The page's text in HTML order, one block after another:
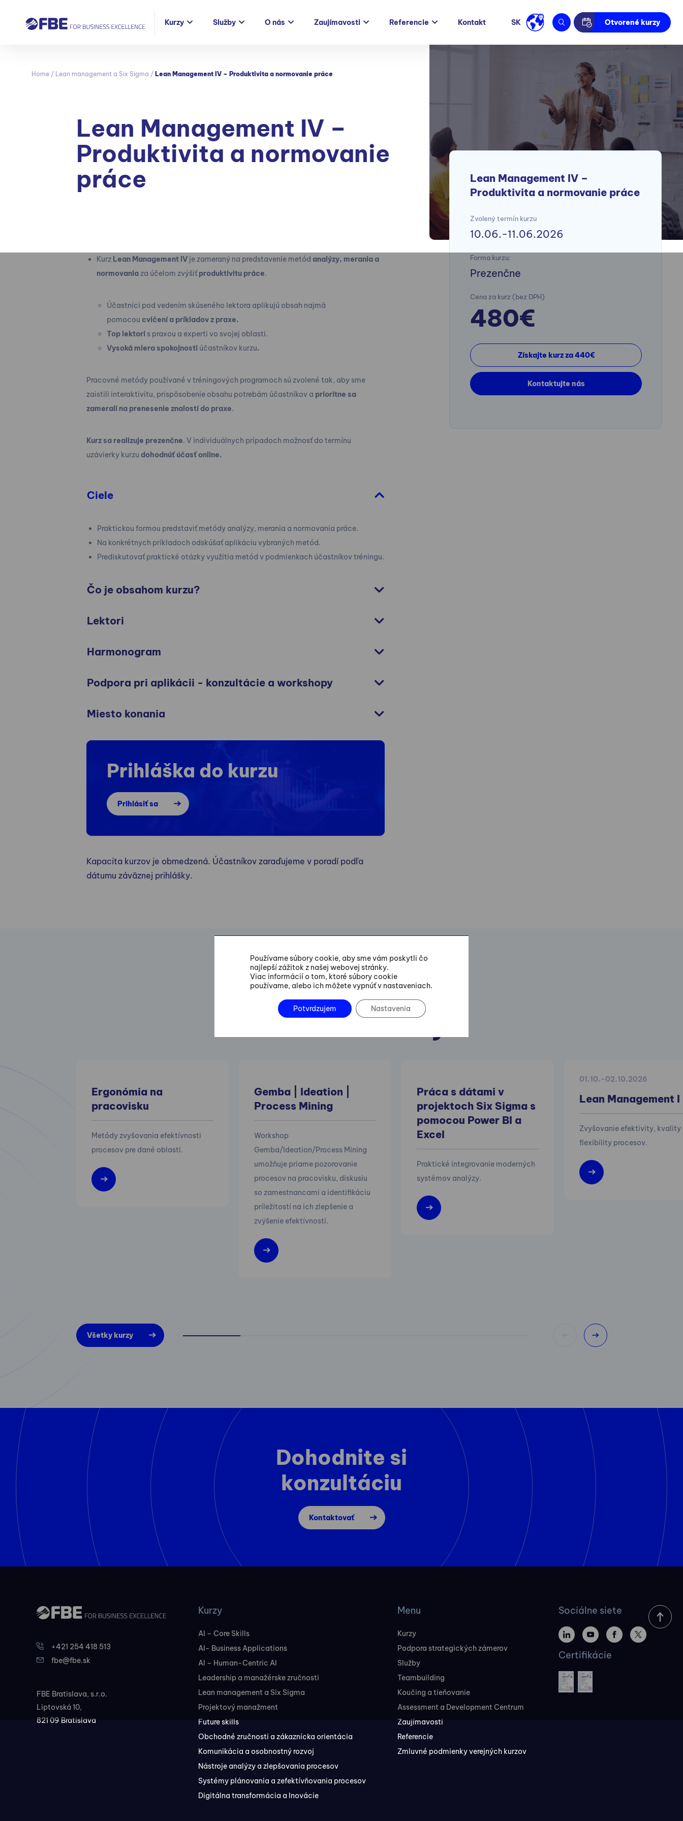
Kurzy Služby O nás Zaujímavosti Referencie Kontakt SK Otvorené kurzy
Home / Lean management a Six Sigma / Lean Management IV – Produktivita a normovanie práce
Lean Management IV –
Produktivita a normovanie práce
Zvolený termín kurzu
10.06.-11.06.2026
Forma kurzu:
Prezenčne
Cena za kurz (bez DPH)
480€
Získajte kurz za 440€
Kontaktujte nás
Lean Management IV –
Produktivita a normovanie
práce
Kurz Lean Management IVje zameraný na predstavenie metód analýzy, merania a
normovaniaza účelom zvýšiťproduktivitu práce.
Účastníci pod vedením skúseného lektora aplikujú obsah najmä
pomocou cvičení a príkladov z praxe.
Top lektori s praxou a experti vo svojej oblasti.
Vysoká miera spokojnosti účastníkov kurzu.
Pracovné metódy používané v tréningových programoch sú zvolené tak, aby sme
zaistili interaktivitu, prispôsobenie obsahu potrebám účastníkov a prioritne sa
zamerali na prenesenie znalostí do praxe.
Kurz sa realizuje prezenčne. V individuálnych prípadoch možnosť do termínu
uzávierky kurzu dohodnúť účasť online.
Ciele
Praktickou formou predstaviť metódy analýzy, merania a normovania práce.
Na konkrétnych príkladoch odskúšať aplikáciu vybraných metód.
Prediskutovať praktické otázky využitia metód v podmienkach účastníkov tréningu.
Čo je obsahom kurzu?
Lektori
Harmonogram
Podpora pri aplikácii - konzultácie a workshopy
Miesto konania
Prihláška do kurzu
Prihlásiť sa
Kapacita kurzov je obmedzená. Účastníkov zaraďujeme v poradí podľa
dátumu záväznej prihlášky.
Odporúčame aj
nasledovné kurzy
Ergonómia na
pracovisku
Metódy zvyšovania efektívnosti
procesov pre dané oblasti.
Gemba | Ideation |
Process Mining
Workshop
Gemba/Ideation/Process Mining
umožňuje priame pozorovanie
procesov na pracovisku, diskusiu
so zamestnancami a identifikáciu
príležitostí na ich zlepšenie a
zvýšenie efektívnosti.
Práca s dátami v
projektoch Six Sigma s
pomocou Power BI a
Excel
Praktické integrovanie moderných
systémov analýzy.
01.10.-02.10.2026
Lean Management I
Zvyšovanie efektivity, kvality
flexibility procesov.
Všetky kurzy
Dohodnite si
konzultáciu
Kontaktovať
+421 254 418 513
fbe@fbe.sk
FBE Bratislava, s.r.o.
Liptovská 10,
821 09 Bratislava
Kurzy
AI – Core Skills
AI- Business Applications
AI – Human-Centric AI
Leadership a manažérske zručnosti
Lean management a Six Sigma
Projektový manažment
Future skills
Obchodné zručnosti a zákaznícka orientácia
Komunikácia a osobnostný rozvoj
Nástroje analýzy a zlepšovania procesov
Systémy plánovania a zefektívňovania procesov
Digitálna transformácia a Inovácie
Menu
Kurzy
Podpora strategických zámerov
Služby
Teambuilding
Koučing a tieňovanie
Assessment a Development Centrum
Zaujímavosti
Referencie
Zmluvné podmienky verejných kurzov
Sociálne siete
Certifikácie
Používame súbory cookie, aby sme vám poskytli čo
najlepší zážitok z našej webovej stránky.
Viac informácií o tom, ktoré súbory cookie
používame, alebo ich môžete vypnúť v nastaveniach.
Potvrdzujem Nastavenia